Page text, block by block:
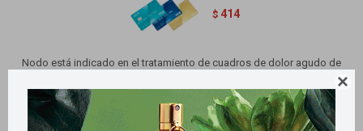

$ 414
Nodo está indicado en el tratamiento de cuadros de dolor agudo de
diferente etiología y en el tratamiento de la dismenorrea primaria, como
tratamiento de segunda línea basándose su prescripción en la evaluación
de riesgos y beneficios de cada caso.